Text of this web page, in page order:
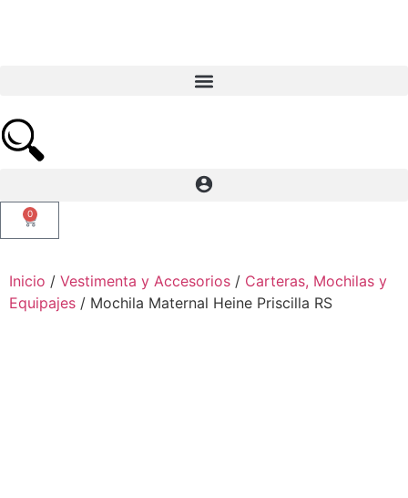
0
Inicio / Vestimenta y Accesorios / Carteras, Mochilas y
Equipajes / Mochila Maternal Heine Priscilla RS